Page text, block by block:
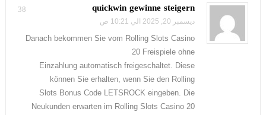
38 quickwin gewinne steigern
ديسمبر 20, 2025 الي 10:21 ص
Danach bekommen Sie vom Rolling Slots Casino
20 Freispiele ohne
Einzahlung automatisch freigeschaltet. Diese
können Sie erhalten, wenn Sie den Rolling
Slots Bonus Code LETSROCK eingeben. Die
Neukunden erwarten im Rolling Slots Casino 20